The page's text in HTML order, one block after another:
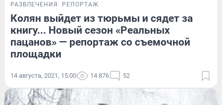
РАЗВЛЕЧЕНИЯ РЕПОРТАЖ
Колян выйдет из тюрьмы и сядет за
книгу... Новый сезон «Реальных
пацанов» — репортаж со съемочной
площадки
14 августа, 2021, 15:00 14 876 52